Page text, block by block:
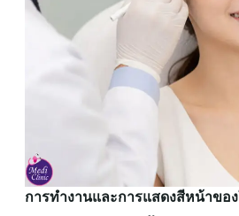
การทำงานและการแสดงสีหน้าขอ